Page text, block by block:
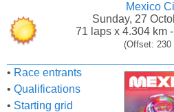
Mexico
Sunday, 27
71 laps x 4.304 km
(Offset: 230
• Race entrants
• Qualifications
• Starting grid